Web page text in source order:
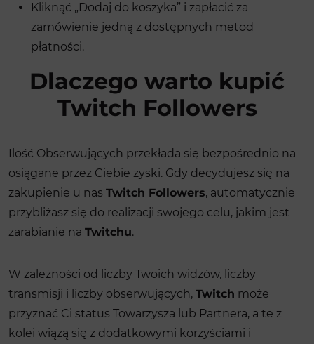
Kliknąć „Dodaj do koszyka” i zapłacić za
zamówienie jedną z dostępnych metod
płatności.
Dlaczego warto kupić
Twitch Followers
Ilość Obserwujących przekłada się bezpośrednio na
osiągane przez Ciebie zyski. Gdy decydujesz się na
zakupienie u nas Twitch Followers, automatycznie
przybliżasz się do realizacji swojego celu, jakim jest
zarabianie na Twitchu.
W zależności od liczby Twoich widzów, liczby
transmisji i liczby obserwujących, Twitch może
przyznać Ci status Towarzysza lub Partnera, a te z
kolei wiążą się z dodatkowymi korzyściami i